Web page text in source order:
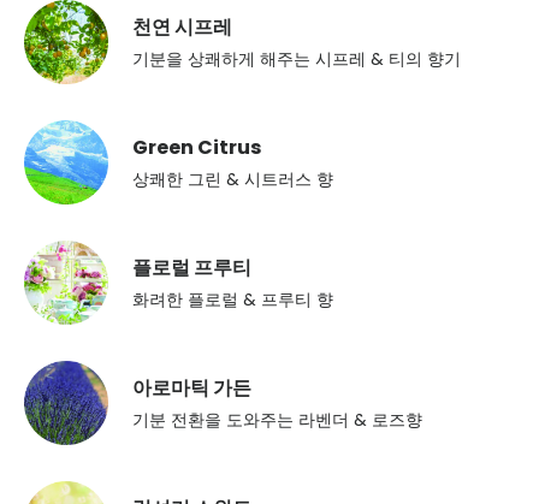
천연 시프레
기분을 상쾌하게 해주는 시프레 & 티의 향기
Green Citrus
상쾌한 그린 & 시트러스 향
플로럴 프루티
화려한 플로럴 & 프루티 향
아로마틱 가든
기분 전환을 도와주는 라벤더 & 로즈향